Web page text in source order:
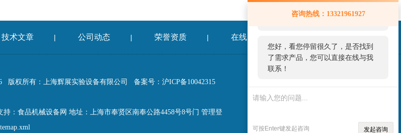
咨询热线：13321961927
您好！欢迎前来咨询，很高兴为您
服务，请问您要咨询什么问题呢？
您好，看您停留很久了，是否找到
了需求产品，您可以直接在线与我
联系！
可按Enter键发起咨询 发起咨询
技术文章 | 公司动态 | 荣誉资质 | 在线留言
版权所有：上海辉展实验设备有限公司 备案号：沪ICP备10042315
持： 食品机械设备网 地址：上海市奉贤区南奉公路4458号8号门 管理登